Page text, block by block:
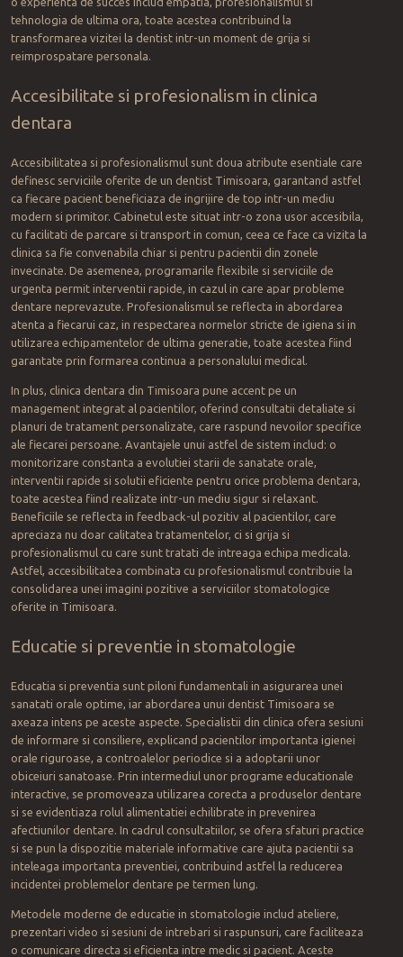
tehnologia de ultima ora, toate acestea contribuind la
transformarea vizitei la dentist intr-un moment de grija si
reimprospatare personala.
Accesibilitate si profesionalism in clinica
dentara
Accesibilitatea si profesionalismul sunt doua atribute esentiale care
definesc serviciile oferite de un dentist Timisoara, garantand astfel
ca fiecare pacient beneficiaza de ingrijire de top intr-un mediu
modern si primitor. Cabinetul este situat intr-o zona usor accesibila,
cu facilitati de parcare si transport in comun, ceea ce face ca vizita la
clinica sa fie convenabila chiar si pentru pacientii din zonele
invecinate. De asemenea, programarile flexibile si serviciile de
urgenta permit interventii rapide, in cazul in care apar probleme
dentare neprevazute. Profesionalismul se reflecta in abordarea
atenta a fiecarui caz, in respectarea normelor stricte de igiena si in
utilizarea echipamentelor de ultima generatie, toate acestea fiind
garantate prin formarea continua a personalului medical.
In plus, clinica dentara din Timisoara pune accent pe un
management integrat al pacientilor, oferind consultatii detaliate si
planuri de tratament personalizate, care raspund nevoilor specifice
ale fiecarei persoane. Avantajele unui astfel de sistem includ: o
monitorizare constanta a evolutiei starii de sanatate orale,
interventii rapide si solutii eficiente pentru orice problema dentara,
toate acestea fiind realizate intr-un mediu sigur si relaxant.
Beneficiile se reflecta in feedback-ul pozitiv al pacientilor, care
apreciaza nu doar calitatea tratamentelor, ci si grija si
profesionalismul cu care sunt tratati de intreaga echipa medicala.
Astfel, accesibilitatea combinata cu profesionalismul contribuie la
consolidarea unei imagini pozitive a serviciilor stomatologice
oferite in Timisoara.
Educatie si preventie in stomatologie
Educatia si preventia sunt piloni fundamentali in asigurarea unei
sanatati orale optime, iar abordarea unui dentist Timisoara se
axeaza intens pe aceste aspecte. Specialistii din clinica ofera sesiuni
de informare si consiliere, explicand pacientilor importanta igienei
orale riguroase, a controalelor periodice si a adoptarii unor
obiceiuri sanatoase. Prin intermediul unor programe educationale
interactive, se promoveaza utilizarea corecta a produselor dentare
si se evidentiaza rolul alimentatiei echilibrate in prevenirea
afectiunilor dentare. In cadrul consultatiilor, se ofera sfaturi practice
si se pun la dispozitie materiale informative care ajuta pacientii sa
inteleaga importanta preventiei, contribuind astfel la reducerea
incidentei problemelor dentare pe termen lung.
Metodele moderne de educatie in stomatologie includ ateliere,
prezentari video si sesiuni de intrebari si raspunsuri, care faciliteaza
o comunicare directa si eficienta intre medic si pacient. Aceste